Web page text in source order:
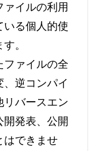
イルの利用
いる個人的使
。
ファイルの全
逆コンパイ
リバースエン
開発表、公開
はできませ